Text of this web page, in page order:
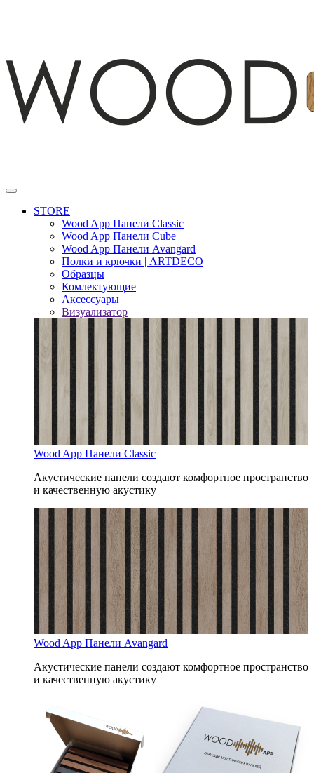
STORE
Wood App Панели Classic
Wood App Панели Cube
Wood App Панели Avangard
Полки и крючки | ARTDECO
Образцы
Комлектующие
Аксессуары
Визуализатор
Wood App Панели Classic
Акустические панели создают комфортное пространство
и качественную акустику
Wood App Панели Avangard
Акустические панели создают комфортное пространство
и качественную акустику